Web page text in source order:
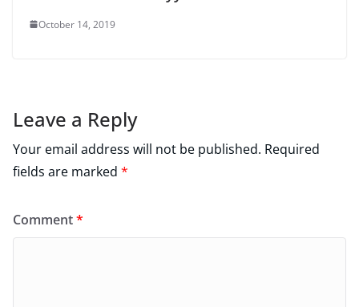
October 14, 2019
Leave a Reply
Your email address will not be published. Required
fields are marked *
Comment*